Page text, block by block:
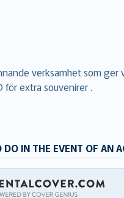
verksamhet som
för extra souvenirer .
IN THE EVENT OF AN